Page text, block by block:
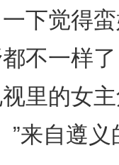
下觉得
不一样
里的女
”来自遵